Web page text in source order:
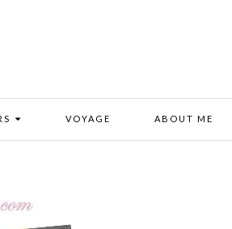
VOYAGE ABOUT ME